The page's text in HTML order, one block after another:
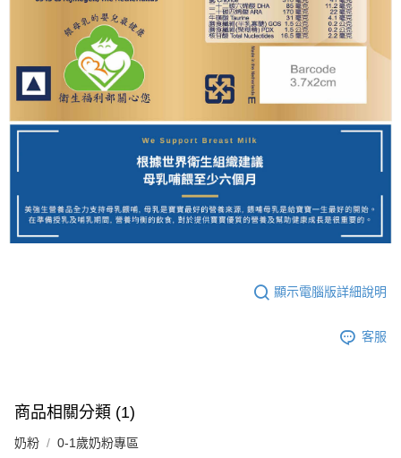
顯示電腦版詳細說明
客服
商品相關分類 (1)
奶粉 0-1歲奶粉專區